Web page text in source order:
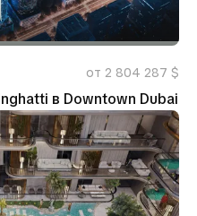
от 2 804 287 $
в Downtown Dubai